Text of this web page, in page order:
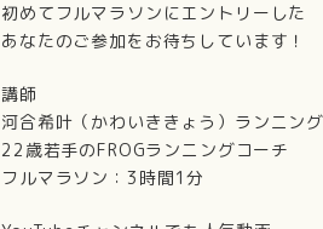
初めてフルマラソンにエントリーした
あなたのご参加をお待ちしています！
講師
河合希叶（かわいききょう）ランニン
22歳若手のFROGランニングコーチ
フルマラソン：3時間1分